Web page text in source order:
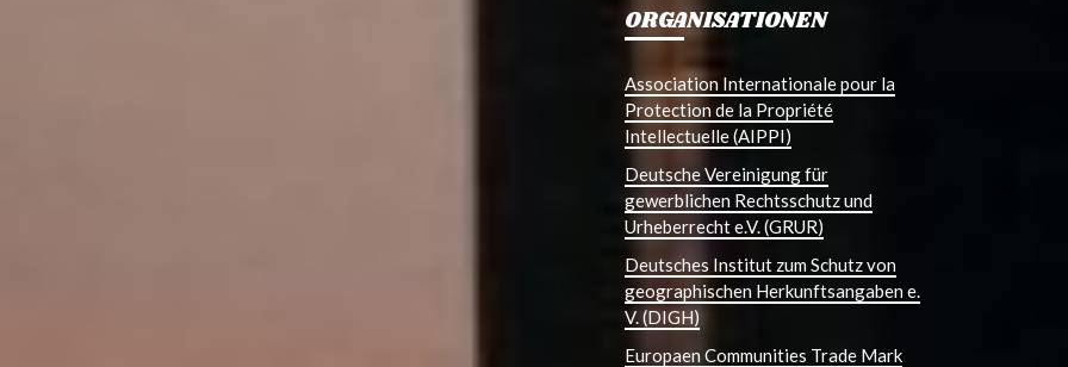
ORGANISATIONEN
Association Internationale pour la
Protection de la Propriété
Intellectuelle (AIPPI)
Deutsche Vereinigung für
gewerblichen Rechtsschutz und
Urheberrecht e.V. (GRUR)
Deutsches Institut zum Schutz von
geographischen Herkunftsangaben e.
V. (DIGH)
Europaen Communities Trade Mark